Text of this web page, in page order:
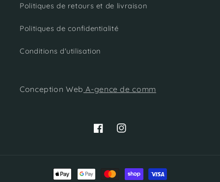
Politiques de retours et de livraison
Politiques de confidentialité
Conditions d'utilisation
Conception Web A-gence de comm
FacebookInstagram
Moyens